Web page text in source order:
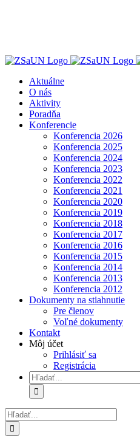
Aktuálne
O nás
Aktivity
Poradňa
Konferencie
Konferencia 2026
Konferencia 2025
Konferencia 2024
Konferencia 2023
Konferencia 2022
Konferencia 2021
Konferencia 2020
Konferencia 2019
Konferencia 2018
Konferencia 2017
Konferencia 2016
Konferencia 2015
Konferencia 2014
Konferencia 2013
Konferencia 2012
Dokumenty na stiahnutie
Pre členov
Voľné dokumenty
Kontakt
Môj účet
Prihlásiť sa
Registrácia
Hľadať:
Hľadať: